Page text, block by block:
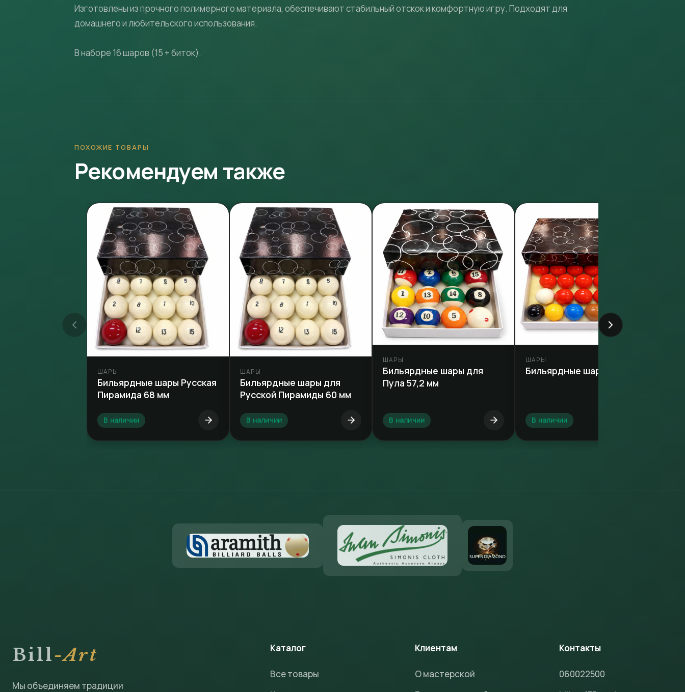
Изготовлены из прочного полимерного материала, обеспечивают стабильный отскок и комфортную игру. Подходят для
домашнего и любительского использования.
В наборе 16 шаров (15 + биток).
ПОХОЖИЕ ТОВАРЫ
Рекомендуем также
ШАРЫ
Бильярдные шары Русская
Пирамида 68 мм
В наличии
ШАРЫ
Бильярдные шары для
Русской Пирамиды 60 мм
В наличии
ШАРЫ
Бильярдные шары для
Пула 57,2 мм
В наличии
ШАРЫ
Бильярдные шары Снукер
В наличии
Bill-Art
Мы объединяем традиции
Каталог
Все товары
Клиентам
О мастерской
Контакты
060022500